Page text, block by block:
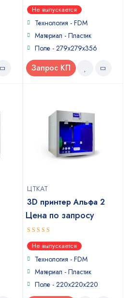
4out of
5Не выпускается
Технология - FDM
Материал - Пластик
Поле - 279x279x356
Запрос КП
ЦТКАТ
3D принтер Альфа 2
Цена по запросу
4out of
5Не выпускается
Технология - FDM
Материал - Пластик
Поле - 220x220x220